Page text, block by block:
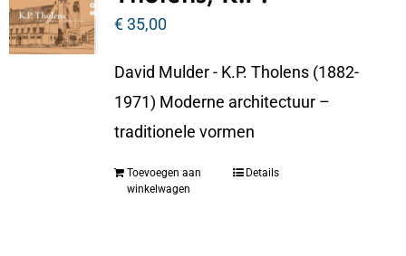
€35,00
David Mulder - K.P. Tholens (1882-
1971) Moderne architectuur –
traditionele vormen
Toevoegen aan
winkelwagen
Details